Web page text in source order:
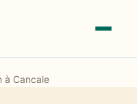
à Cancale